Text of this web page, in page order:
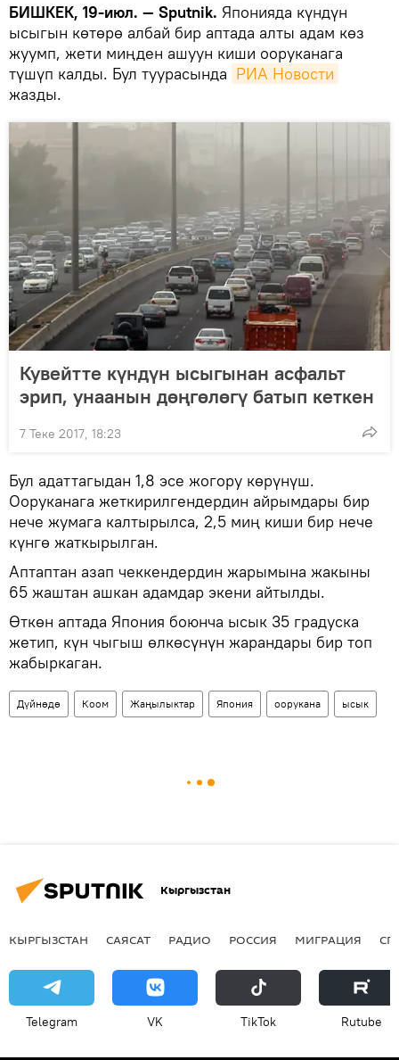
БИШКЕК, 19-июл. — Sputnik. Японияда күндүн
ысыгын көтөрө албай бир аптада алты адам көз
жуумп, жети миңден ашуун киши ооруканага
түшүп калды. Бул туурасында РИА Новости
жазды.
Кувейтте күндүн ысыгынан асфальт
эрип, унаанын дөңгөлөгү батып кеткен
7 Теке 2017, 18:23
Бул адаттагыдан 1,8 эсе жогору көрүнүш.
Ооруканага жеткирилгендердин айрымдары бир
нече жумага калтырылса, 2,5 миң киши бир нече
күнгө жаткырылган.
Аптаптан азап чеккендердин жарымына жакыны
65 жаштан ашкан адамдар экени айтылды.
Өткөн аптада Япония боюнча ысык 35 градуска
жетип, күн чыгыш өлкөсүнүн жарандары бир топ
жабыркаган.
Дүйнөдө Коом Жаңылыктар Япония оорукана ысык
Кыргызстан
КЫРГЫЗСТАН САЯСАТ РАДИО РОССИЯ МИГРАЦИЯ
Telegram VK ТikТоk Rutube